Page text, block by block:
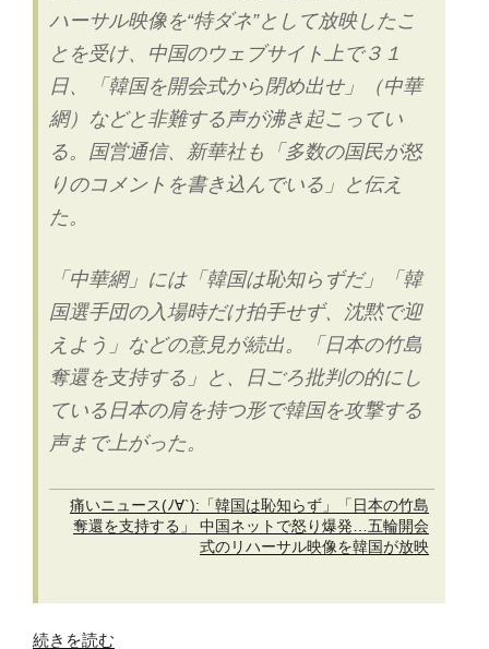
き”
ハーサル映像を“特ダネ”として放映したこ
とを受け、中国のウェブサイト上で３１
日、「韓国を開会式から閉め出せ」（中華
網）などと非難する声が沸き起こってい
る。国営通信、新華社も「多数の国民が怒
りのコメントを書き込んでいる」と伝え
た。
「中華網」には「韓国は恥知らずだ」「韓
国選手団の入場時だけ拍手せず、沈黙で迎
えよう」などの意見が続出。「日本の竹島
奪還を支持する」と、日ごろ批判の的にし
ている日本の肩を持つ形で韓国を攻撃する
声まで上がった。
痛いニュース(ﾉ∀`):「韓国は恥知らず」「日本の竹島
奪還を支持する」 中国ネットで怒り爆発…五輪開会
式のリハーサル映像を韓国が放映
“中
続きを読む